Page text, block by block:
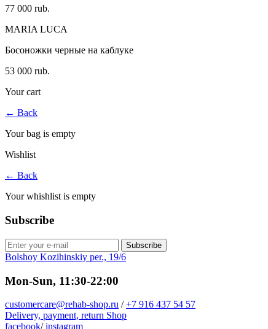
77 000 rub.
MARIA LUCA
Босоножки черные на каблуке
53 000 rub.
Your cart
← Back
Your bag is empty
Wishlist
← Back
Your whishlist is empty
Subscribe
Subscribe
Bolshoy Kozihinskiy per., 19/6
Mon-Sun, 11:30-22:00
customercare@rehab-shop.ru / +7 916 437 54 57
Delivery, payment, return Shop
facebook/instagram